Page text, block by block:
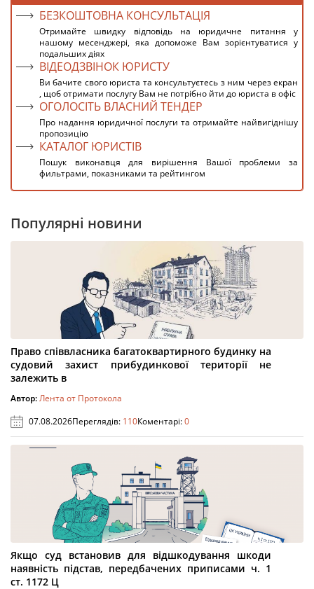
БЕЗКОШТОВНА КОНСУЛЬТАЦІЯ
Отримайте швидку відповідь на юридичне питання у
нашому месенджері, яка допоможе Вам зорієнтуватися у
подальших діях
ВІДЕОДЗВІНОК ЮРИСТУ
Ви бачите свого юриста та консультуєтесь з ним через екран
, щоб отримати послугу Вам не потрібно йти до юриста в офіс
ОГОЛОСІТЬ ВЛАСНИЙ ТЕНДЕР
Про надання юридичної послуги та отримайте найвигіднішу
пропозицію
КАТАЛОГ ЮРИСТІВ
Пошук виконавця для вирішення Вашої проблеми за
фильтрами, показниками та рейтингом
Популярні новини
Право співвласника багатоквартирного будинку на
судовий захист прибудинкової території не
залежить в
Автор:Лента от Протокола
07.08.2026Переглядів: 110Коментарі:0
Якщо суд встановив для відшкодування шкоди
наявність підстав, передбачених приписами ч. 1
ст. 1172 Ц